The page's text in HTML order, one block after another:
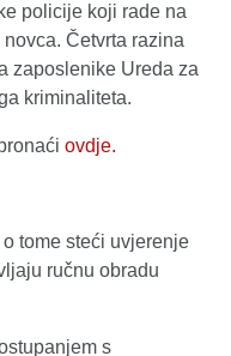
policije koji rade na
Četvrta razina
zaposlenike Ureda za
kriminaliteta.
ovdje.
tome steći uvjerenje
ručnu obradu
s